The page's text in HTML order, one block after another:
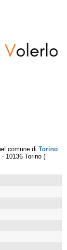
comune di Torino
- 10136 Torino (